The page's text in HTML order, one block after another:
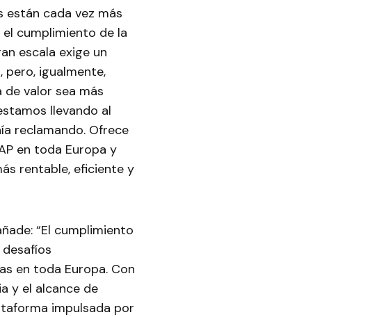
están cada vez más
cumplimiento de la
escala exige un
igualmente,
valor sea más
llevando al
reclamando. Ofrece
en toda Europa y
rentable, eficiente y
“El cumplimiento
en toda Europa. Con
y el alcance de
impulsada por